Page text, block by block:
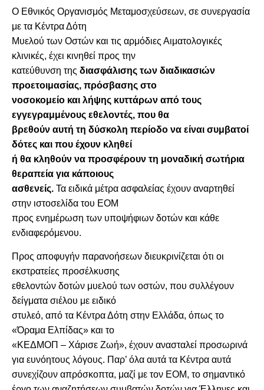
Ο Εθνικός Οργανισμός Μεταμοσχεύσεων, σε συνεργασία
με τα Κέντρα Δότη
Μυελού των Οστών και τις αρμόδιες Αιματολογικές
κλινικές, έχει κινηθεί προς την
κατεύθυνση της διασφάλισης των διαδικασιών
προετοιμασίας, πρόσβασης στο
νοσοκομείο και λήψης κυττάρων από τους
εγγεγραμμένους εθελοντές, που θα
βρεθούν αυτή τη δύσκολη περίοδο να είναι συμβατοί
δότες και που έχουν κληθεί
ή θα κληθούν να προσφέρουν τη μοναδική σωτήρια
θεραπεία για κάποιους
ασθενείς. Τα ειδικά μέτρα ασφαλείας έχουν αναρτηθεί
στην ιστοσελίδα του ΕΟΜ
προς ενημέρωση των υποψήφιων δοτών και κάθε
ενδιαφερόμενου.
Προς αποφυγήν παρανοήσεων διευκρινίζεται ότι οι
εκστρατείες προσέλκυσης
εθελοντών δοτών μυελού των οστών, που συλλέγουν
δείγματα σιέλου με ειδικό
στυλεό, από τα Κέντρα Δότη στην Ελλάδα, όπως το
«Όραμα Ελπίδας» και το
«ΚΕΔΜΟΠ – Χάρισε Ζωή», έχουν ανασταλεί προσωρινά
για ευνόητους λόγους. Παρ’ όλα αυτά τα Κέντρα αυτά
συνεχίζουν απρόσκοπτα, μαζί με τον ΕΟΜ, το σημαντικό